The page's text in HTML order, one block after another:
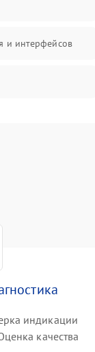
и интерфейсов
индикации
качества